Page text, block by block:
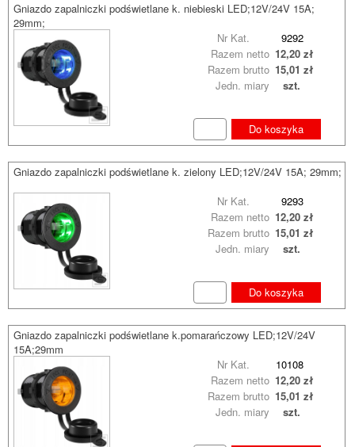
Gniazdo zapalniczki podświetlane k. niebieski LED;12V/24V 15A;
29mm;
Nr Kat.
9292
Razem brutto 15,01 zł
Razem netto 12,20 zł
Jedn. miary szt.
Do koszyka
Gniazdo zapalniczki podświetlane k. zielony LED;12V/24V 15A; 29mm;
Nr Kat.
9293
Razem brutto 15,01 zł
Razem netto 12,20 zł
Jedn. miary szt.
Do koszyka
Gniazdo zapalniczki podświetlane k.pomarańczowy LED;12V/24V
15A;29mm
Nr Kat.
10108
Razem brutto 15,01 zł
Razem netto 12,20 zł
Jedn. miary szt.